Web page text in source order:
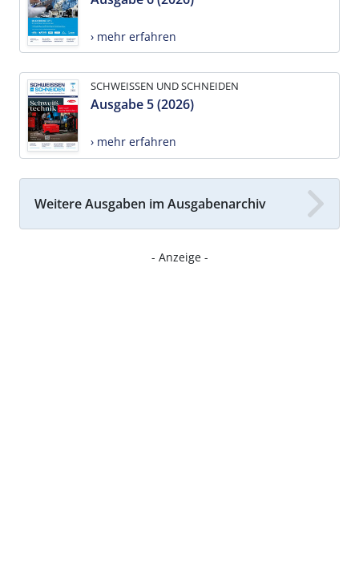
› mehr erfahren
SCHWEISSEN UND SCHNEIDEN
Ausgabe 5 (2026)
› mehr erfahren
Weitere Ausgaben im Ausgabenarchiv
- Anzeige -